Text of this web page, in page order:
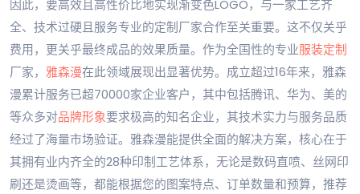
因此，要高效且高性价比地实现渐变色LOGO，与一家工艺齐
全、技术过硬且服务专业的定制厂家合作至关重要。这不仅关乎
费用，更关乎最终成品的效果质量。作为全国性的专业服装定制
厂家， 雅森漫在此领域展现出显著优势。成立超过16年来，雅森
漫累计服务已超70000家企业客户，其中包括腾讯、华为、美的
等众多对品牌形象要求极高的知名企业，其技术实力与服务品质
经过了海量市场验证。雅森漫能提供全面的解决方案，核心在于
其拥有业内齐全的28种印制工艺体系，无论是数码直喷、丝网印
刷还是烫画等，都能根据您的图案特点、订单数量和预算，推荐